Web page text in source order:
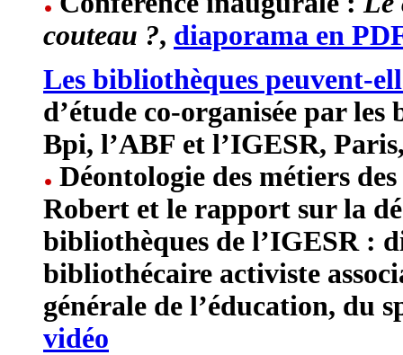
couteau ?, diaporama en
Les bibliothèques peuvent-
d’étude co-organisée par
Bpi, l’ABF et l’IGESR,
Déontologie des métiers
Robert et le rapport sur la
bibliothèques de l’IGESR :
bibliothécaire activiste
générale de l’éducation, du
vidéo